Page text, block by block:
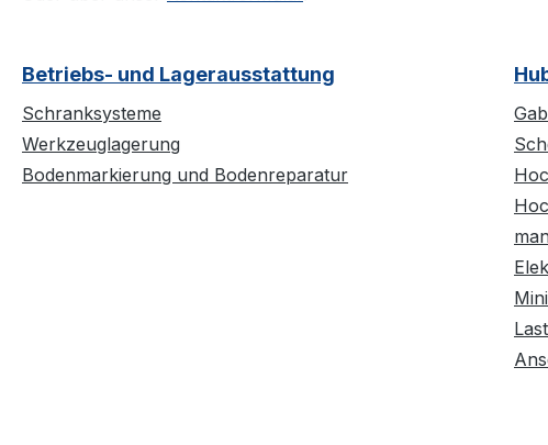
Betriebs- und Lagerausstattung
Schranksysteme
Werkzeuglagerung
Bodenmarkierung und Bodenreparatur